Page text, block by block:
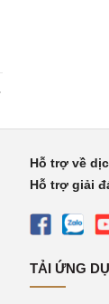
Hỗ trợ về
Hỗ trợ giải
TẢI ỨNG